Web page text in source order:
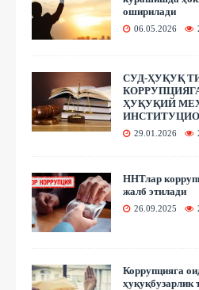
оширилади
06.05.2026
СУД-ҲУҚУҚ
ҲУҚУҚИЙ
29.01.2026
ННТлар
жалб этилади
26.09.2025
Коррупцияга
ҳуқуқбузарлик